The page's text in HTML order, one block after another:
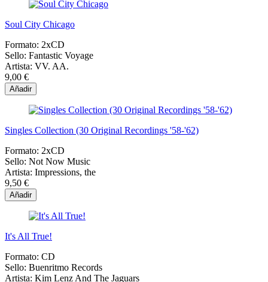
Soul City Chicago
Formato: 2xCD
Sello: Fantastic Voyage
Artista: VV. AA.
9,00 €
Añadir
Singles Collection (30 Original Recordings '58-'62)
Formato: 2xCD
Sello: Not Now Music
Artista: Impressions, the
9,50 €
Añadir
It's All True!
Formato: CD
Sello: Buenritmo Records
Artista: Kim Lenz And The Jaguars